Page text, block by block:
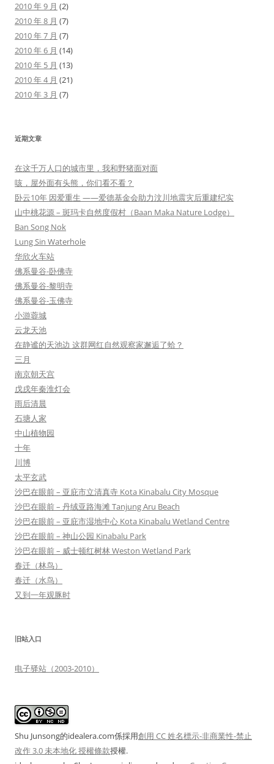
2010 年 9 月 (2)
2010 年 8 月 (7)
2010 年 7 月 (7)
2010 年 6 月 (14)
2010 年 5 月 (13)
2010 年 4 月 (21)
2010 年 3 月 (7)
近期文章
在这千万人口的城市里，我和野猪面对面
咳，屋外面有头熊，你们看不看？
卧云10年 因爱重生 ——爱德基金会助力汶川地震灾后重建纪实
山中桃花源 – 斑玛卡自然度假村（Baan Maka Nature Lodge）
Ban Song Nok
Lung Sin Waterhole
华欣火车站
佛系曼谷-卧佛寺
佛系曼谷-黎明寺
佛系曼谷-玉佛寺
小游蓉城
云龙天池
在静谧的天池边 这群网红自然观察家邂逅了蛤？
三月
南京朝天宫
戊戌年秦淮灯会
雨后清晨
石塘人家
中山植物园
十年
川博
太平玄武
沙巴在眼前 – 亚庇市立清真寺 Kota Kinabalu City Mosque
沙巴在眼前 – 丹绒亚路海滩 Tanjung Aru Beach
沙巴在眼前 – 亚庇市湿地中心 Kota Kinabalu Wetland Centre
沙巴在眼前 – 神山公园 Kinabalu Park
沙巴在眼前 – 威士顿红树林 Weston Wetland Park
春迁（林鸟）
春迁（水鸟）
又到一年观豚时
旧站入口
电子驿站（2003-2010）
Shu Junsong的idealera.com係採用創用 CC 姓名標示-非商業性-禁止
改作 3.0 未本地化 授權條款授權.